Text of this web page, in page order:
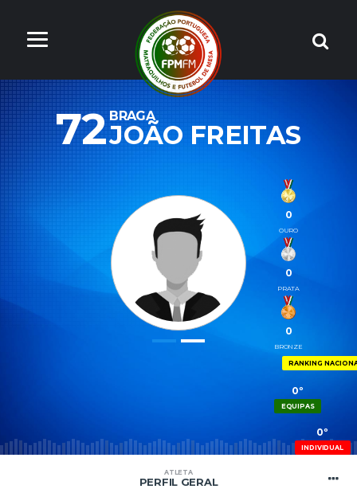
72BRAGA
JOÃO FREITAS
0
OURO
0
PRATA
0
BRONZE
RANKING
0º
EQUIPAS
0º
INDIVIDUAL
ATLETA
PERFIL GERAL